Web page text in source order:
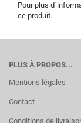
Pour plus
ce produit.
PLUS À PROPOS...
Mentions légales
Contact
Conditions de